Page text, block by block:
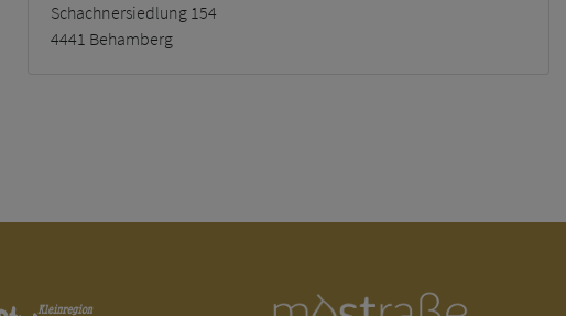
Schachnersiedlung 154
4441 Behamberg